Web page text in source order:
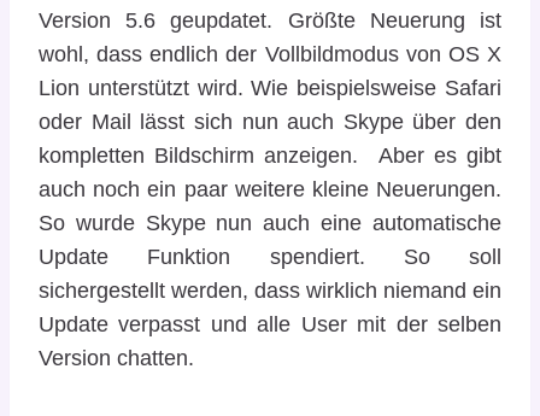
Version 5.6 geupdatet. Größte Neuerung ist
wohl, dass endlich der Vollbildmodus von OS X
Lion unterstützt wird. Wie beispielsweise Safari
oder Mail lässt sich nun auch Skype über den
kompletten Bildschirm anzeigen. Aber es gibt
auch noch ein paar weitere kleine Neuerungen.
So wurde Skype nun auch eine automatische
Update Funktion spendiert. So soll
sichergestellt werden, dass wirklich niemand ein
Update verpasst und alle User mit der selben
Version chatten.